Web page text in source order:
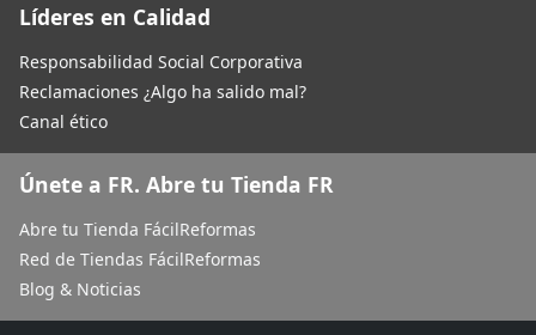
Líderes en Calidad
Responsabilidad Social Corporativa
Reclamaciones ¿Algo ha salido mal?
Canal ético
Únete a FR. Abre tu Tienda FR
Abre tu Tienda FácilReformas
Red de Tiendas FácilReformas
Blog & Noticias